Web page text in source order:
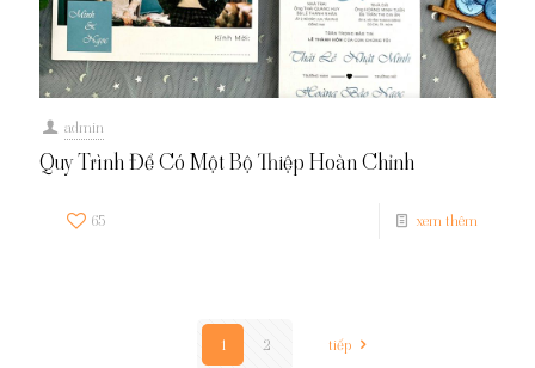
admin
Quy Trình Để Có Một Bộ Thiệp Hoàn Chỉnh
65 xem thêm
1 2 tiếp